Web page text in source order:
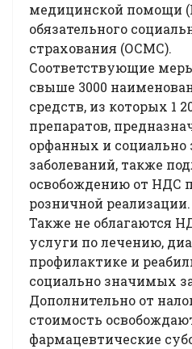
медицинской помощи
обязательного
страхования (ОСМС).
Соответствующие
свыше 3000
средств, из которых 1
препаратов,
орфанных и
заболеваний, также
освобождению от НДС
розничной реализации.
Также не облагаются
услуги по лечению,
профилактике и
социально значимых
Дополнительно от
стоимость
фармацевтические